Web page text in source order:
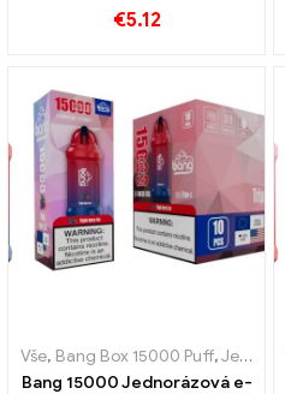
osvěžující chutí
€5.12
Vše, Bang Box 15000 Puff,Jednorázové e-cigarety Švédsko
Bang 15000 Jednorázová e-